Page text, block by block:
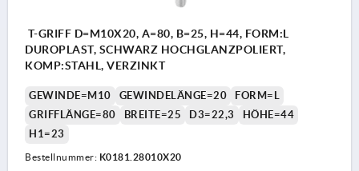
T-GRIFF D=M10X20, A=80, B=25, H=44, FORM:L
DUROPLAST, SCHWARZ HOCHGLANZPOLIERT,
KOMP:STAHL, VERZINKT
GEWINDE=M10 GEWINDELÄNGE=20
FORM=L
GRIFFLÄNGE=80
BREITE=25 D3=22,3
HÖHE=44
H1=23
Bestellnummer: K0181.28010X20